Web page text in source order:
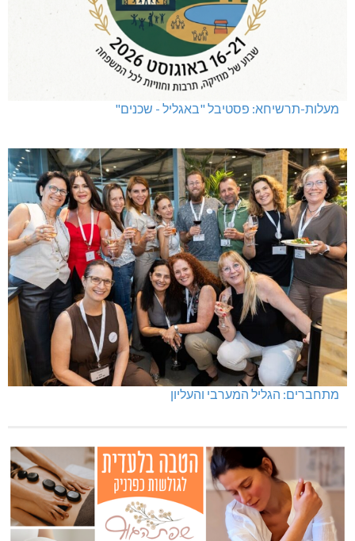
מעלות-תרשיחא: פסטיבל "באגליל - שכנים"
מתחברים: הגליל המערבי והעליון